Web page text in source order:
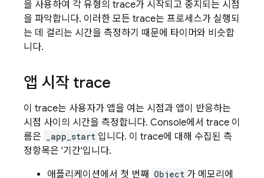
을 사용하여 각 유형의 trace가 시작되고 중지되는 시점
을 파악합니다. 이러한 모든 trace는 프로세스가 실행되
는 데 걸리는 시간을 측정하기 때문에 타이머와 비슷합
니다.
앱 시작 trace
이 trace는 사용자가 앱을 여는 시점과 앱이 반응하는
시점 사이의 시간을 측정합니다. Console에서 trace 이
름은
_app_start 입니다. 이 trace에 대해 수집된 측
정항목은 '기간'입니다.
애플리케이션에서 첫 번째 Object 가 메모리에